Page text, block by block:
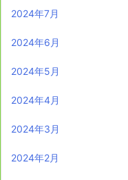
2024年7月
2024年6月
2024年5月
2024年4月
2024年3月
2024年2月